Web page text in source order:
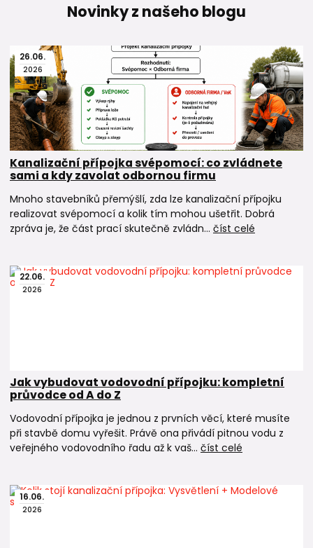
Novinky z našeho blogu
26.06.
2026
Kanalizační přípojka svépomocí: co zvládnete
sami a kdy zavolat odbornou firmu
Mnoho stavebníků přemýšlí, zda lze kanalizační přípojku
realizovat svépomocí a kolik tím mohou ušetřit. Dobrá
zpráva je, že část prací skutečně zvládn... číst celé
22.06.
2026
Jak vybudovat vodovodní přípojku: kompletní
průvodce od A do Z
Vodovodní přípojka je jednou z prvních věcí, které musíte
při stavbě domu vyřešit. Právě ona přivádí pitnou vodu z
veřejného vodovodního řadu až k vaš... číst celé
16.06.
2026